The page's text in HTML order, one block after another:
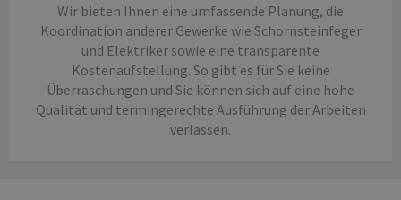
Wir bieten Ihnen eine umfassende Planung, die
Koordination anderer Gewerke wie Schornsteinfeger
und Elektriker sowie eine transparente
Kostenaufstellung. So gibt es für Sie keine
Überraschungen und Sie können sich auf eine hohe
Qualität und termingerechte Ausführung der Arbeiten
verlassen.